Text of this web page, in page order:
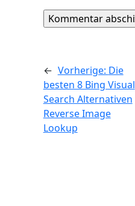
← Vorherige: Die
besten 8 Bing Visual
Search Alternativen
Reverse Image
Lookup